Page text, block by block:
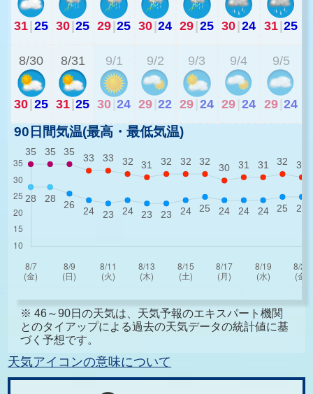
31 25 30 25 29 25 30 24 29 25 30 24 31 25
8/30
30 25
8/31
31 25
9/1
30 24
9/2
29 22
9/3
29 24
9/4
29 24
9/5
29 24
90日間気温(最高・最低気温)
※ 46～90日の天気は、天気予報のエキスパート機関
とのタイアップによる過去の天気データの統計値に基
づく予想です。
天気アイコンの意味について